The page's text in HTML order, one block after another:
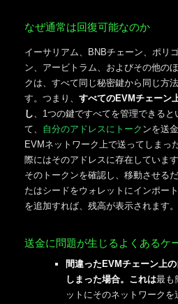
なぜ通常は回復可能なのか
イーサリアム、BNBチェーン、ポリ
ン、アービトラム、およびその他の
クは、すべて同じ秘密鍵から同じ方
す。つまり、 すべてのEVMチェーン
し、1つの鍵ですべてを管理できる
て、 自分のアドレスにトーク ンを送
EVMネットワーク上で送ってしまっ
際にはそのアドレスに存在していま
そのトークンを確認し、移動させる
たはシードをウォレットにインポー
を追加すれば、残高が表示されます。
送金に問題が生じるよくあるケ
間違ったEVMチェーン上
しまった場合。これは最も
ットにそのネットワーク